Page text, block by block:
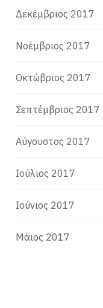
Δεκέμβριος 2017
Νοέμβριος 2017
Οκτώβριος 2017
Σεπτέμβριος 2017
Αύγουστος 2017
Ιούλιος 2017
Ιούνιος 2017
Μάιος 2017